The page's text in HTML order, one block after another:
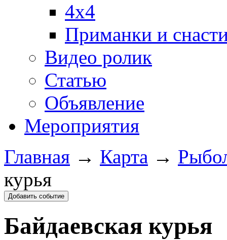
4х4
Приманки и
Видео ролик
Статью
Объявление
Мероприятия
Главная → Карта →
курья
Байдаевская курья